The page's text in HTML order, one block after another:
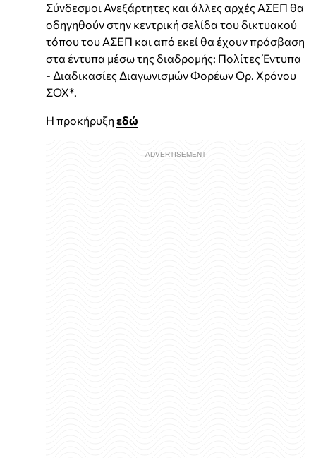
Σύνδεσμοι Ανεξάρτητες και άλλες αρχές ΑΣΕΠ θα
οδηγηθούν στην κεντρική σελίδα του δικτυακού
τόπου του ΑΣΕΠ και από εκεί θα έχουν πρόσβαση
στα έντυπα μέσω της διαδρομής: Πολίτες Έντυπα
- Διαδικασίες Διαγωνισμών Φορέων Ορ. Χρόνου
ΣΟΧ*.
Η προκήρυξη εδώ